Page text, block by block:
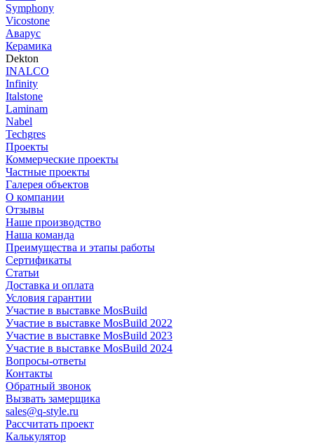
Symphony
Vicostone
Аварус
Керамика
Dekton
INALCO
Infinity
Italstone
Laminam
Nabel
Techgres
Проекты
Коммерческие проекты
Частные проекты
Галерея объектов
О компании
Отзывы
Наше производство
Наша команда
Преимущества и этапы работы
Сертификаты
Статьи
Доставка и оплата
Условия гарантии
Участие в выставке MosBuild
Участие в выставке MosBuild 2022
Участие в выставке MosBuild 2023
Участие в выставке MosBuild 2024
Вопросы-ответы
Контакты
Обратный звонок
Вызвать замерщика
sales@q-style.ru
Рассчитать проект
Калькулятор